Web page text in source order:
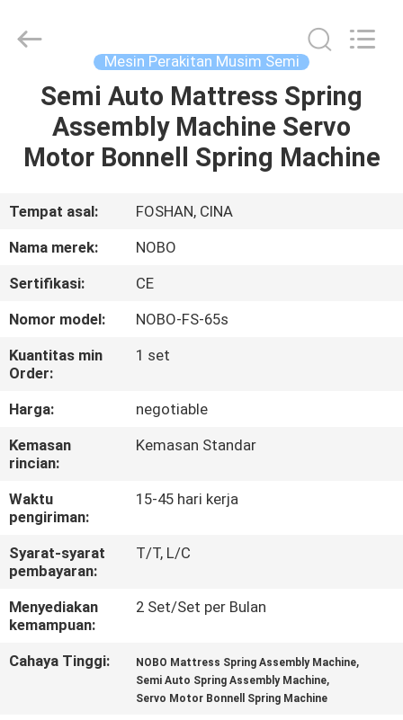
RUMAH
PRODUK
TENTANG
KITA
WISATA
PABRIK
KONTROL
KUALITAS
HUBUNGI
KAMI
BERITA
SEMUA
KASUS
Rights
Mesin Perakitan Musim Semi
Semi Auto Mattress Spring
Assembly Machine Servo
Motor Bonnell Spring Machine
Tempat asal:
FOSHAN, CINA
Nama merek:
NOBO
Sertifikasi:
CE
Nomor model:
NOBO-FS-65s
Kuantitas min
Order:
1 set
Harga:
negotiable
Kemasan
rincian:
Kemasan Standar
Waktu
pengiriman:
15-45 hari kerja
Syarat-syarat
pembayaran:
T/T, L/C
Menyediakan
kemampuan:
2 Set/Set per Bulan
Cahaya Tinggi: NOBO Mattress Spring Assembly Machine,
Semi Auto Spring Assembly Machine,
Servo Motor Bonnell Spring Machine